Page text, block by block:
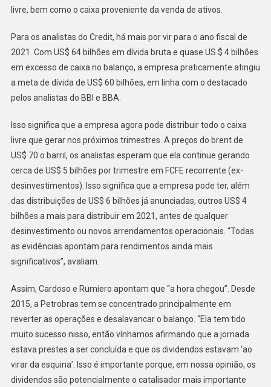
livre, bem como o caixa proveniente da venda de ativos.
Para os analistas do Credit, há mais por vir para o ano fiscal de
2021. Com US$ 64 bilhões em dívida bruta e quase US $ 4 bilhões
em excesso de caixa no balanço, a empresa praticamente atingiu
a meta de dívida de US$ 60 bilhões, em linha com o destacado
pelos analistas do BBI e BBA.
Isso significa que a empresa agora pode distribuir todo o caixa
livre que gerar nos próximos trimestres. A preços do brent de
US$ 70 o barril, os analistas esperam que ela continue gerando
cerca de US$ 5 bilhões por trimestre em FCFE recorrente (ex-
desinvestimentos). Isso significa que a empresa pode ter, além
das distribuições de US$ 6 bilhões já anunciadas, outros US$ 4
bilhões a mais para distribuir em 2021, antes de qualquer
desinvestimento ou novos arrendamentos operacionais. “Todas
as evidências apontam para rendimentos ainda mais
significativos”, avaliam.
Assim, Cardoso e Rumiero apontam que “a hora chegou”. Desde
2015, a Petrobras tem se concentrado principalmente em
reverter as operações e desalavancar o balanço. “Ela tem tido
muito sucesso nisso, então vínhamos afirmando que a jornada
estava prestes a ser concluída e que os dividendos estavam ‘ao
virar da esquina’. Isso é importante porque, em nossa opinião, os
dividendos são potencialmente o catalisador mais importante